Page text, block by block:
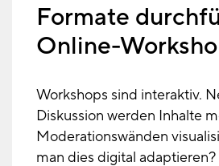
Formate
Online-
Workshops sind interaktiv.
Diskussion werden Inhalte
Moderationswänden
man dies digital adaptieren?